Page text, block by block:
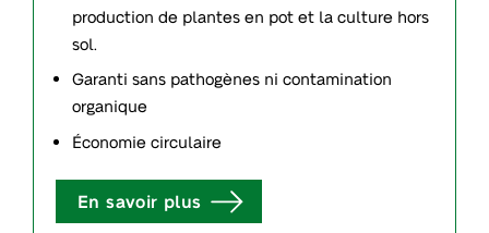
production de plantes en pot et la culture hors
sol.
Garanti sans pathogènes ni contamination
organique
Économie circulaire
En savoir plus